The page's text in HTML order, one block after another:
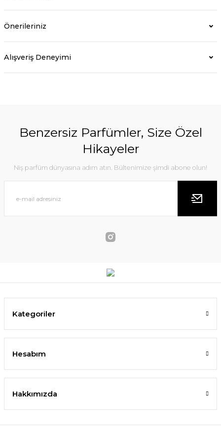
Önerileriniz
Alışveriş Deneyimi
Benzersiz Parfümler, Size Özel
Hikayeler
Niş parfüm dünyasına adım atın. Bültenimize şimdi abone olun!
Kategoriler
Hesabım
Hakkımızda